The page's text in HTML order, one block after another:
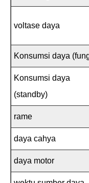
voltase daya
Konsumsi daya
Konsumsi daya
(standby)
rame
daya cahya
daya motor